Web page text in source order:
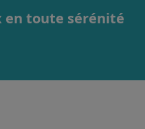
en toute sérénité